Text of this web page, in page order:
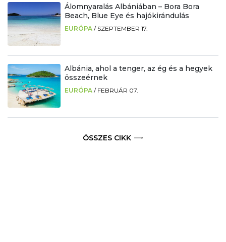
Álomnyaralás Albániában – Bora Bora
Beach, Blue Eye és hajókirándulás
EURÓPA / SZEPTEMBER 17.
Albánia, ahol a tenger, az ég és a hegyek
összeérnek
EURÓPA / FEBRUÁR 07.
ÖSSZES CIKK